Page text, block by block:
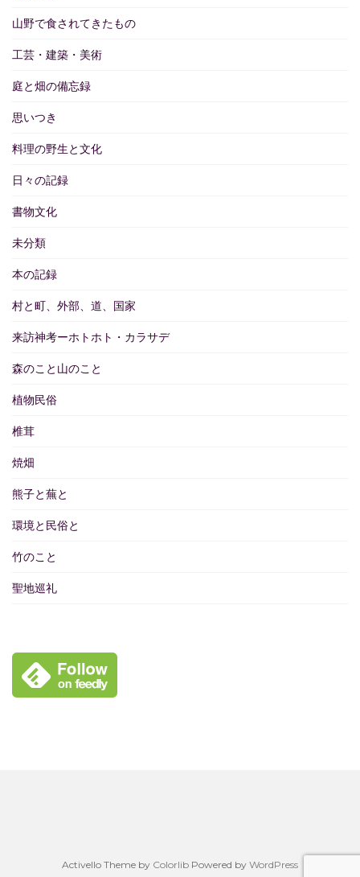
山野で食されてきたもの
工芸・建築・美術
庭と畑の備忘録
思いつき
料理の野生と文化
日々の記録
書物文化
未分類
本の記録
村と町、外部、道、国家
来訪神考ーホトホト・カラサデ
森のこと山のこと
植物民俗
椎茸
焼畑
熊子と蕪と
環境と民俗と
竹のこと
聖地巡礼
Activello Theme by Colorlib Powered by WordPress